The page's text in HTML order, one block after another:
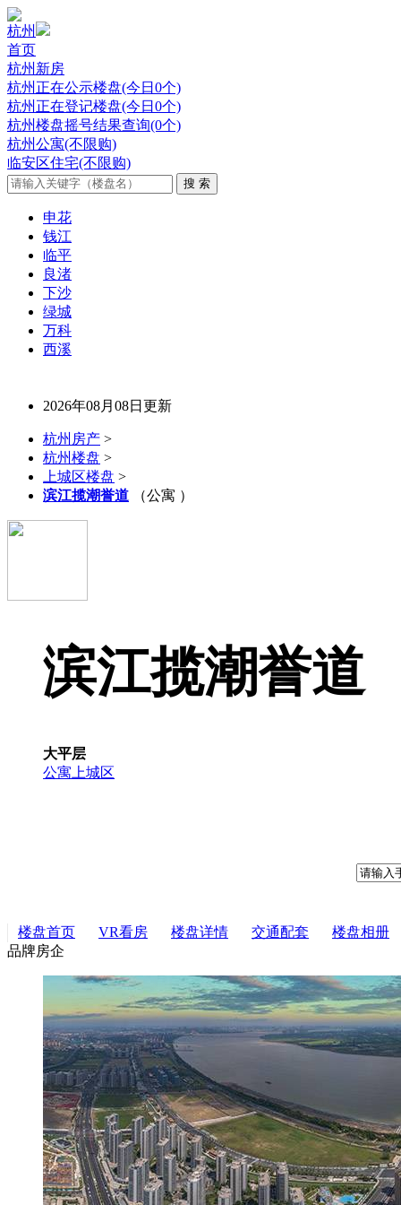
杭州
首页
杭州新房
杭州正在公示楼盘(今日0个)
杭州正在登记楼盘(今日0个)
杭州楼盘摇号结果查询(0个)
杭州公寓(不限购)
临安区住宅(不限购)
申花
钱江
临平
良渚
下沙
绿城
万科
西溪
2026年08月08日更新
杭州房产 >
杭州楼盘 >
上城区楼盘 >
滨江揽潮誉道 （公寓 ）
滨江揽潮誉道
大平层
公寓 上城区
楼盘首页 VR看房 楼盘详情 交通配套
楼盘相册
品牌房企